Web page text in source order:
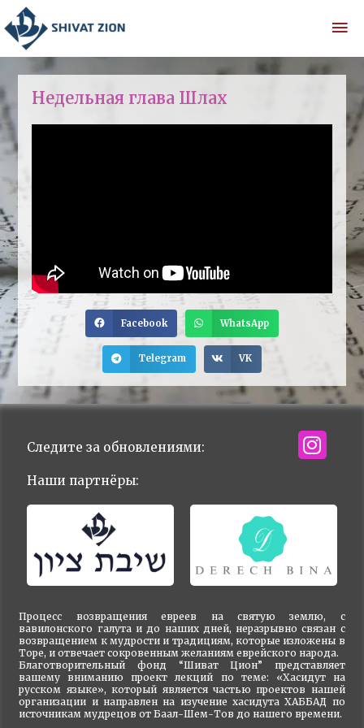
Недельная глава Шлах
Facebook WhatsApp
Telegram VK
Процесс возвращения евреев на святую землю, с
вавилонского галута и до наших дней, неразрывно связан с
возвращением к мудрости и традициям, которые изложены в
Торе, и отвечает сокровенным желаниям еврейского народа.
Благотворительный фонд “Шиват Цион” представляет
вашему вниманию проект лекций по теме: «Хасидут на
русском языке», который является частью проектов нашей
организации и направлен на изучение хасидута ХАББАД по
источникам мудрецов от Баал-Шем-Тов до нашего времени.
Следите за обновлениями:
Наши партнёры: